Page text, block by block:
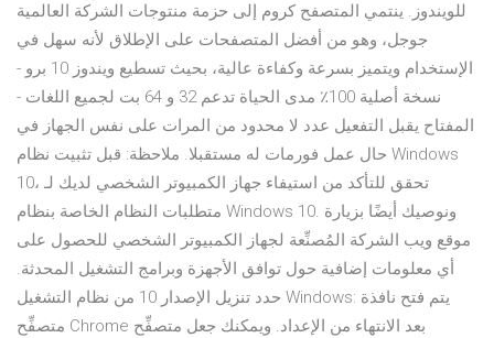
للويندوز. ينتمي المتصفح كروم إلى حزمة منتوجات الشركة العالمية
جوجل، وهو من أفضل المتصفحات على الإطلاق لأنه سهل في
الإستخدام ويتميز بسرعة وكفاءة عالية، بحيث تسطيع ويندوز 10 برو -
نسخة أصلية 100٪ مدى الحياة تدعم 32 و 64 بت لجميع اللغات -
المفتاح يقبل التفعيل عدد لا محدود من المرات على نفس الجهاز في
حال عمل فورمات له مستقبلا. ملاحظة: قبل تثبيت نظام Windows
10، تحقق للتأكد من استيفاء جهاز الكمبيوتر الشخصي لديك لـ
متطلبات النظام الخاصة بنظام Windows 10. ونوصيك أيضًا بزيارة
موقع ويب الشركة المُصنِّعة لجهاز الكمبيوتر الشخصي للحصول على
أي معلومات إضافية حول توافق الأجهزة وبرامج التشغيل المحدثة.
حدد تنزيل الإصدار 10 من نظام التشغيل Windows: يتم فتح نافذة
متصفِّح Chrome بعد الانتهاء من الإعداد. ويمكنك جعل متصفِّح